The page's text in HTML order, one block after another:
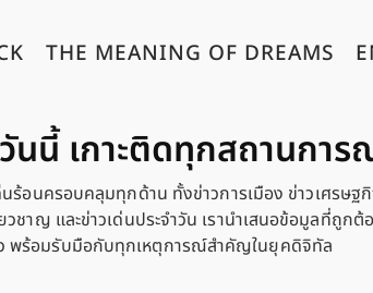
THE MEANING OF DREAMS
นนี้ เกาะติดทุกสถานกา
ร้อนครอบคลุมทุกด้าน ทั้งข่าวการเมือง ข่าวเศรษฐกิ
ญ และข่าวเด่นประจำวัน เรานำเสนอข้อมูลที่ถูกต้อ
พร้อมรับมือกับทุกเหตุการณ์สำคัญในยุคดิจิทัล